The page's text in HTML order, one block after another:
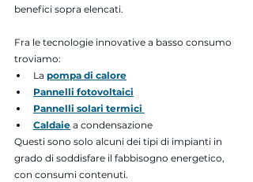
benefici sopra elencati.
Fra le tecnologie innovative a basso consumo
troviamo:
La pompa di calore
Pannelli fotovoltaici
Pannelli solari termici
Caldaie a condensazione
Questi sono solo alcuni dei tipi di impianti in
grado di soddisfare il fabbisogno energetico,
con consumi contenuti.